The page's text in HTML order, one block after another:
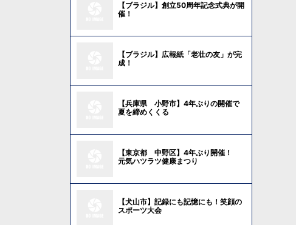
【ブラジル】創立50周年記念式典が開
催！
【ブラジル】広報紙「老壮の友」が完
成！
【兵庫県 小野市】4年ぶりの開催で
夏を締めくくる
【東京都 中野区】4年ぶり開催！
元気ハツラツ健康まつり
【犬山市】記録にも記憶にも！笑顔の
スポーツ大会